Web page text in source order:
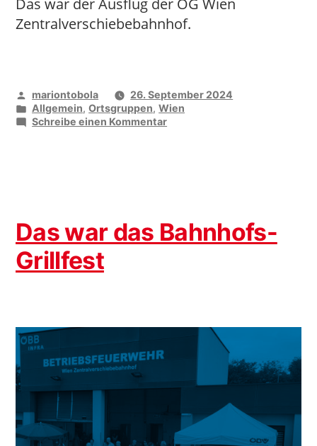
Zentralverschiebebahnhof.
Veröffentlicht
von
mariontobola
26. September 2024
Veröffentlicht
unter
Allgemein,Ortsgruppen,Wien
Schreibe einen Kommentarzu
Das war das Bahnhofs-
Grillfest